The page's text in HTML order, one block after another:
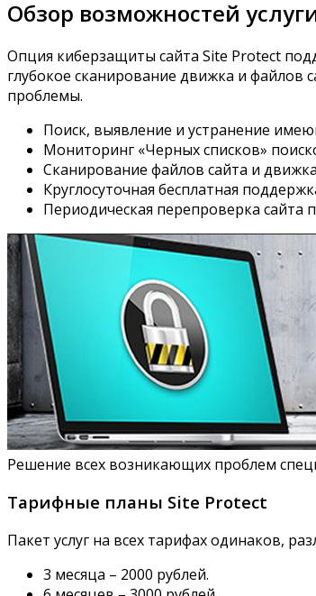
Обзор возможностей
Опция киберзащиты сайта Site Protect
глубокое сканирование движка и файлов
проблемы.
Поиск, выявление и устранение
Мониторинг «Черных списков»
Сканирование файлов сайта и
Круглосуточная бесплатная
Периодическая перепроверка сайта
Решение всех возникающих проблем
Тарифные планы Site Protect
Пакет услуг на всех тарифах одинаков,
3 месяца – 2000 рублей.